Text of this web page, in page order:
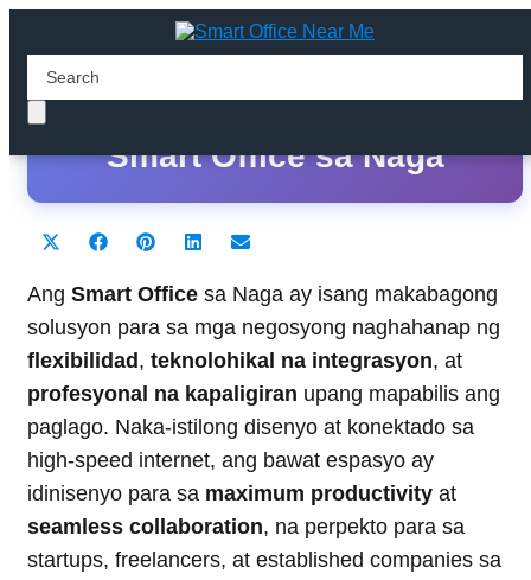
Ang Pinakamahusay na
Smart Office sa Naga
Share
T
w
i
t
e
)
Share
c
e
b
o
o
k
Share
n
t
e
e
s
Share
n
k
e
d
I
n
Share
a
i
l
Ang Smart Office sa Naga ay isang makabagong
solusyon para sa mga negosyong naghahanap ng
flexibilidad , teknolohikal na integrasyon, at
profesyonal na kapaligiran upang mapabilis ang
paglago. Naka-istilong disenyo at konektado sa
high-speed internet, ang bawat espasyo ay
idinisenyo para sa maximum productivity at
seamless collaboration, na perpekto para sa
startups, freelancers, at established companies sa